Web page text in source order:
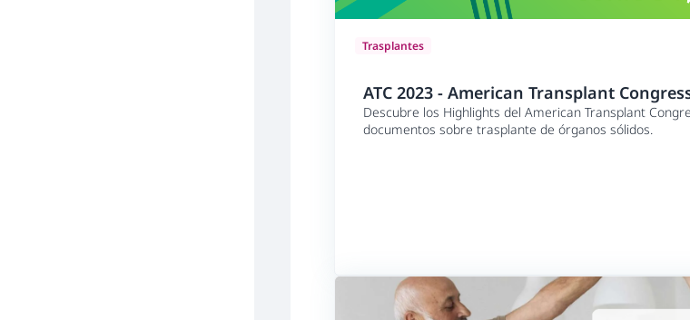
Trasplantes
ATC 2023 - American Transplant
Descubre los Highlights del American Transplant
documentos sobre trasplante de órganos sólidos.